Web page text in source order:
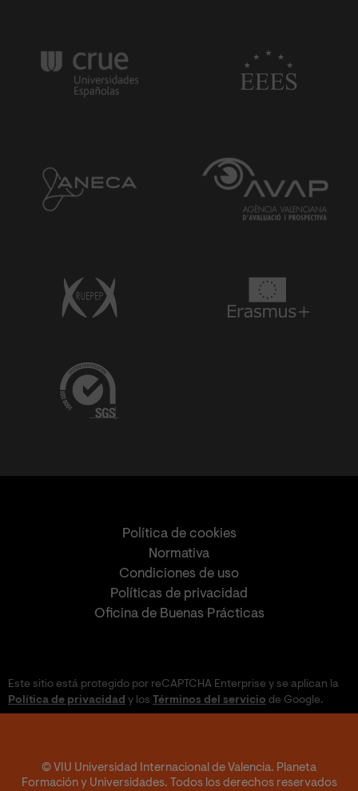
Política de cookies
Normativa
Condiciones de uso
Políticas de privacidad
Oficina de Buenas Prácticas
Este sitio está protegido por reCAPTCHA Enterprise y se aplican la
Política de privacidad y los Términos del servicio de Google.
© VIU Universidad Internacional de Valencia. Planeta
Formación y Universidades. Todos los derechos reservados